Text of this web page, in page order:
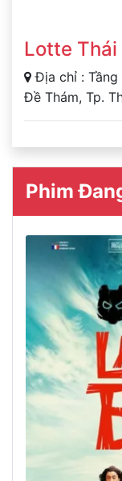
Lotte Thái
Địa chỉ : Tầng
Đề Thám, Tp.
Phim